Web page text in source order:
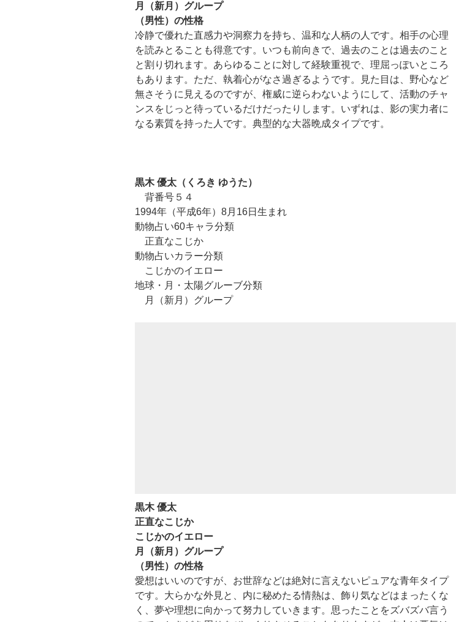
月（新月）グループ
（男性）の性格
冷静で優れた直感力や洞察力を持ち、温和な人柄の人です。相手の心理
を読みとることも得意です。いつも前向きで、過去のことは過去のこと
と割り切れます。あらゆることに対して経験重視で、理屈っぽいところ
もあります。ただ、執着心がなさ過ぎるようです。見た目は、野心など
無さそうに見えるのですが、権威に逆らわないようにして、活動のチャ
ンスをじっと待っているだけだったりします。いずれは、影の実力者に
なる素質を持った人です。典型的な大器晩成タイプです。
黒木 優太（くろき ゆうた）
背番号５４
1994年（平成6年）8月16日生まれ
動物占い60キャラ分類
正直なこじか
動物占いカラー分類
こじかのイエロー
地球・月・太陽グルーブ分類
月（新月）グループ
黒木 優太
正直なこじか
こじかのイエロー
月（新月）グループ
（男性）の性格
愛想はいいのですが、お世辞などは絶対に言えないピュアな青年タイプ
です。大らかな外見と、内に秘めたる情熱は、飾り気などはまったくな
く、夢や理想に向かって努力していきます。思ったことをズバズバ言う